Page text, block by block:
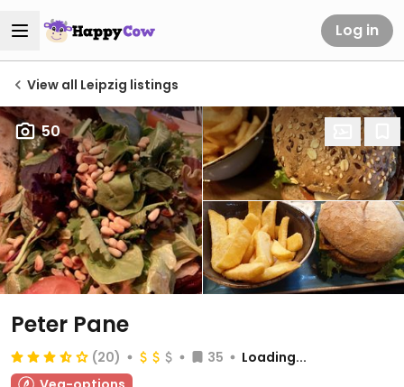
Log in
View all Leipzig listings
50
Peter Pane
(20) 35
Loading...